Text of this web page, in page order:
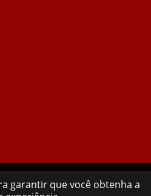
garantir que você obtenha a